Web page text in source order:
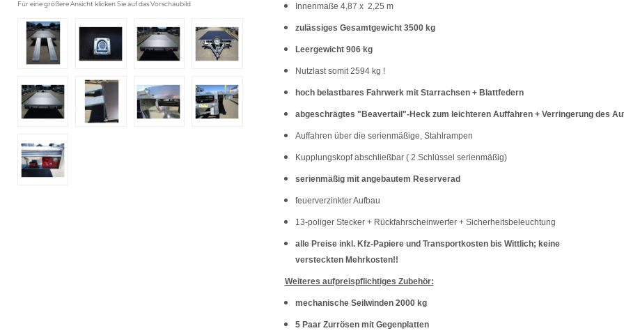
Für eine größere Ansicht klicken Sie auf das Vorschaubild Innenmaße 4,87 x 2,25 m
zulässiges Gesamtgewicht 3500 kg
Leergewicht 906 kg
Nutzlast somit 2594 kg !
hoch belastbares Fahrwerk mit Starrachsen + Blattfedern
abgeschrägtes "Beavertail"-Heck zum leichteren Auffahren + Verringerung des
Auffahren über die serienmäßige, Stahlrampen
Kupplungskopf abschließbar ( 2 Schlüssel serienmäßig)
serienmäßig mit angebautem Reserverad
feuerverzinkter Aufbau
13-poliger Stecker + Rückfahrscheinwerfer + Sicherheitsbeleuchtung
alle Preise inkl. Kfz-Papiere und Transportkosten bis Wittlich; keine
versteckten Mehrkosten!!
Weiteres aufpreispflichtiges Zubehör:
mechanische Seilwinden 2000 kg
5 Paar Zurrösen mit Gegenplatten